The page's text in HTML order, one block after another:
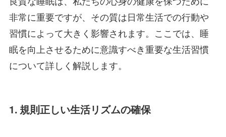
非常に重要ですが、その質は日常生活での行動や
習慣によって大きく影響されます。ここでは、睡
眠を向上させるために意識すべき重要な生活習慣
について詳しく解説します。
1. 規則正しい生活リズムの確保